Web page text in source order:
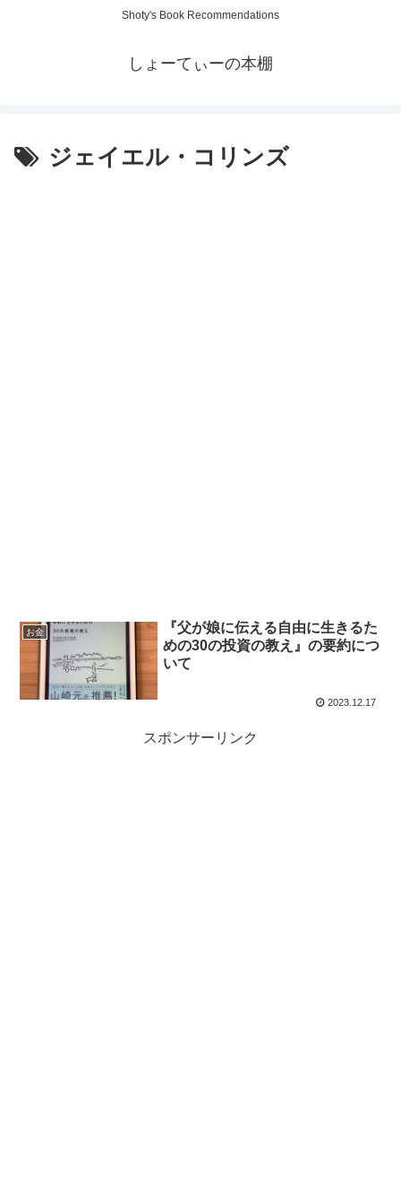
Shoty's Book Recommendations
しょーてぃーの本棚
ジェイエル・コリンズ
お金
『父が娘に伝える自由に生きるた
めの30の投資の教え』の要約につ
いて
2023.12.17
スポンサーリンク